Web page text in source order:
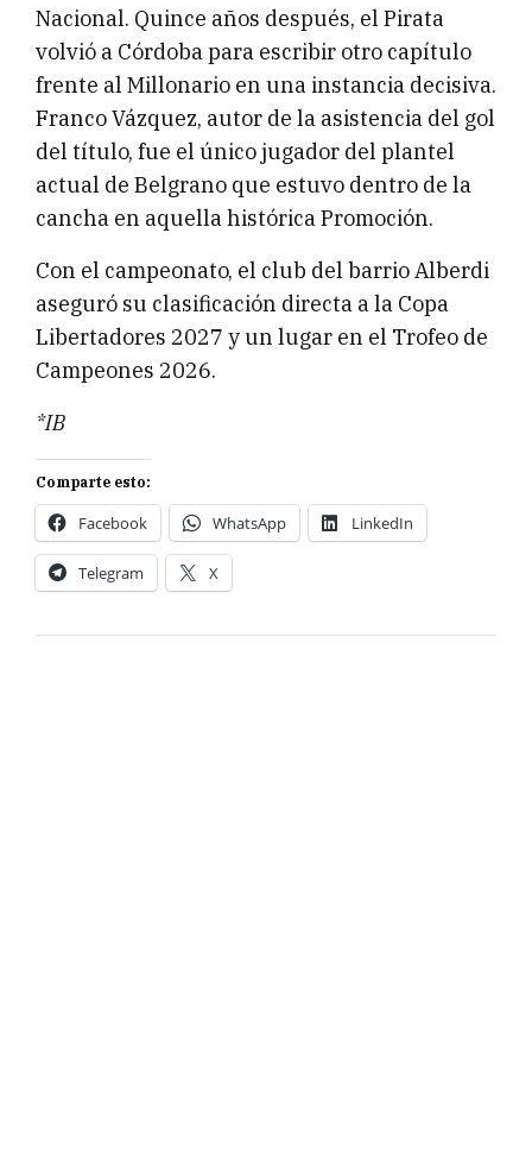
Nacional. Quince años después, el Pirata
volvió a Córdoba para escribir otro capítulo
frente al Millonario en una instancia decisiva.
Franco Vázquez, autor de la asistencia del gol
del título, fue el único jugador del plantel
actual de Belgrano que estuvo dentro de la
cancha en aquella histórica Promoción.
Con el campeonato, el club del barrio Alberdi
aseguró su clasificación directa a la Copa
Libertadores 2027 y un lugar en el Trofeo de
Campeones 2026.
*IB
Comparte esto:
Facebook WhatsApp LinkedIn
Telegram X